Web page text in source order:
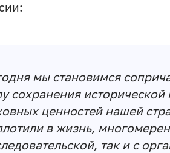
мы становимся
сохранения
ценностей нашей
в жизнь,
так и с